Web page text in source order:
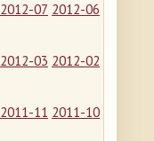
2012-07 2012-06
2012-03 2012-02
2011-11 2011-10